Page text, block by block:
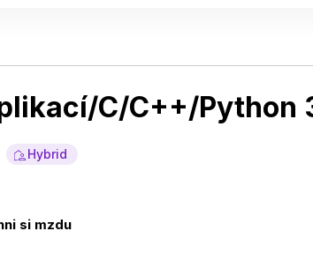
C/C++/Python
Hybrid
si mzdu